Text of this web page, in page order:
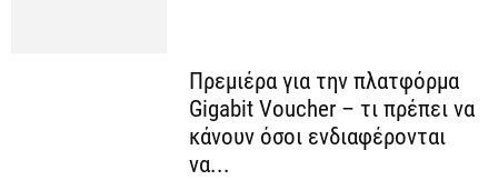
Πρεμιέρα για την πλατφόρμα
Gigabit Voucher – τι πρέπει να
κάνουν όσοι ενδιαφέρονται
να...